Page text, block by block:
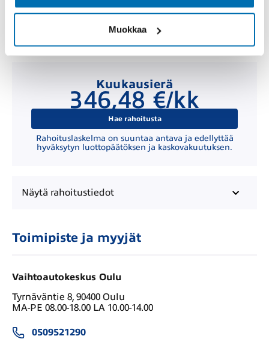
Muokkaa
Kuukausierä
346,48 €/kk
Hae rahoitusta
Rahoituslaskelma on suuntaa antava ja edellyttää
hyväksytyn luottopäätöksen ja kaskovakuutuksen.
Näytä rahoitustiedot
Toimipiste ja myyjät
Vaihtoautokeskus Oulu
Tyrnäväntie 8, 90400 Oulu
MA-PE 08.00-18.00 LA 10.00-14.00
0509521290